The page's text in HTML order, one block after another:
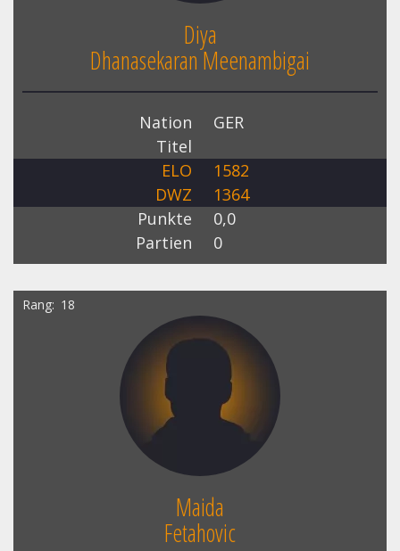
Diya
Dhanasekaran Meenambigai
Nation
GER
Titel
ELO
1582
DWZ
1364
Punkte
0,0
Partien
0
Rang 18
Maida
Fetahovic